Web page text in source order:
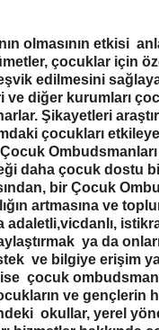
olmasının etkisi
çocuklar için
edilmesini
ve diğer kurumları
Şikayetleri
çocukları
daha çocuk dostu
bir Çocuk
artmasına ve
ya da
ve bilgiye erişim
çocuk
ve gençlerin
okullar, yerel